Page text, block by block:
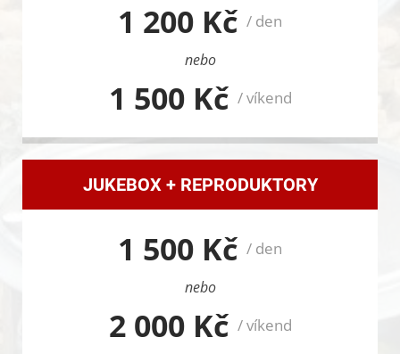
1 200 Kč / den
nebo
1 500 Kč / víkend
JUKEBOX + REPRODUKTORY
1 500 Kč / den
nebo
2 000 Kč / víkend